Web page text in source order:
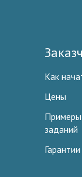
Как
Цены
Примеры
заданий
Гарантии